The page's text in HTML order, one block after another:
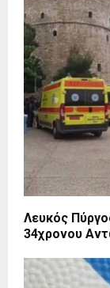
Λευκός
34χρονου